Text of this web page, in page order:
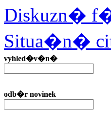
Diskuzn�
Situa�n�
vyhled�v�n�
odb�r novinek